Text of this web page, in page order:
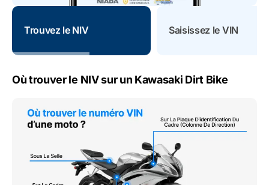
Trouvez le NIV Saisissez le VIN
Où trouver le NIV sur un Kawasaki Dirt Bike